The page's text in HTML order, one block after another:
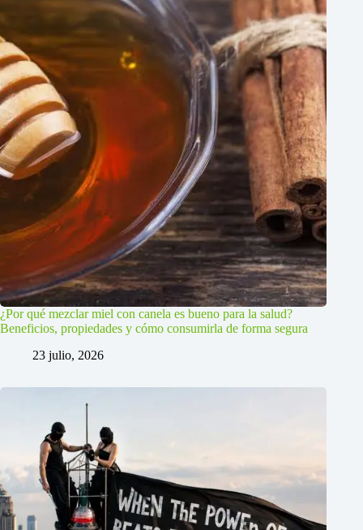
¿Por qué mezclar miel con canela es bueno para la salud?
Beneficios, propiedades y cómo consumirla de forma segura
23 julio, 2026